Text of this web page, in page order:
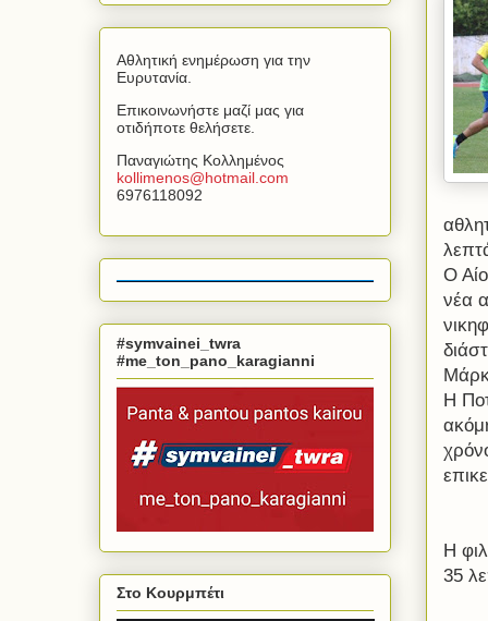
Ο
νέα
Η
Η
35
Αθλητική ενημέρωση για την
Ευρυτανία.
Επικοινωνήστε μαζί μας για
οτιδήποτε θελήσετε.
Παναγιώτης Κολλημένος
kollimenos@hotmail com
6976118092
#symvainei_twra
#me_ton_pano_karagianni
Στο Κουρμπέτι